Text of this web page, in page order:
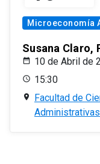
Microeconomía
Susana Claro,
10 de Abril de
15:30
Facultad de